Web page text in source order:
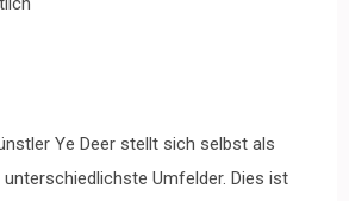
Ye Deer stellt sich selbst als
unterschiedlichste Umfelder. Dies ist